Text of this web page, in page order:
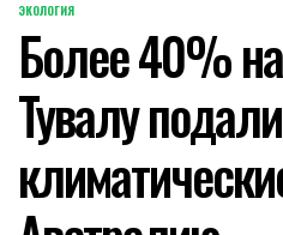
POSTED
IN
ЭКОЛОГИЯ
Более 40%
Тувалу